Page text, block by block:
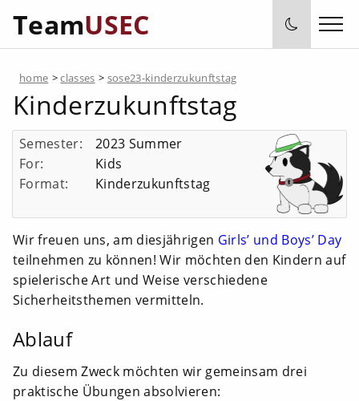
TeamUSEC
home >classes > sose23-kinderzukunftstag
Kinderzukunftstag
Semester:
2023 Summer
For:
Kids
Format:
Kinderzukunftstag
Wir freuen uns, am diesjährigen Girls’ und Boys’ Day
teilnehmen zu können! Wir möchten den Kindern auf
spielerische Art und Weise verschiedene
Sicherheitsthemen vermitteln.
Ablauf
Zu diesem Zweck möchten wir gemeinsam drei
praktische Übungen absolvieren: